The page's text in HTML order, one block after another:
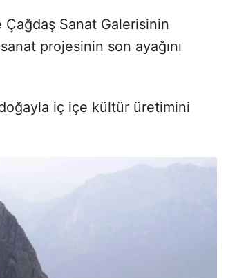
Çağdaş Sanat Galerisinin
projesinin son ayağını
iç içe kültür üretimini